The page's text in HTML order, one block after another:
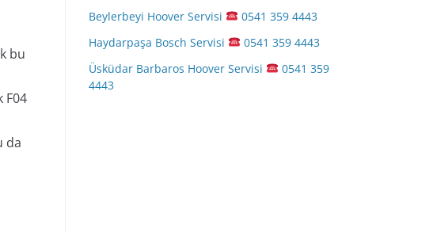
bu
F04
da
Beylerbeyi Hoover Servisi
0541 359 4443
Haydarpaşa Bosch Servisi
0541 359 4443
Üsküdar Barbaros Hoover Servisi
0541 359
4443